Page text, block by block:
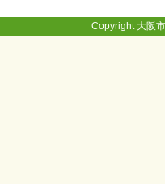
Copyright 大阪